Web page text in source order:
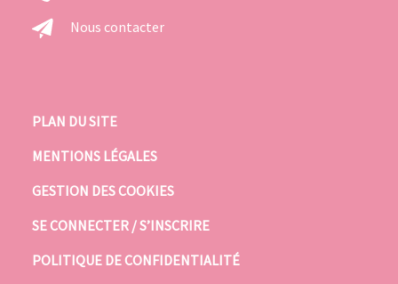
Nous contacter
PLAN DU SITE
MENTIONS LÉGALES
GESTION DES COOKIES
SE CONNECTER / S’INSCRIRE
POLITIQUE DE CONFIDENTIALITÉ